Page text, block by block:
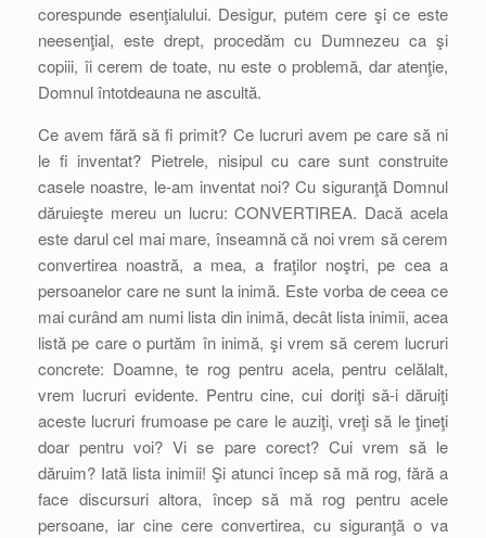
corespunde esenţialului. Desigur, putem cere şi ce este
neesenţial, este drept, procedăm cu Dumnezeu ca şi
copiii, îi cerem de toate, nu este o problemă, dar atenţie,
Domnul întotdeauna ne ascultă.
Ce avem fără să fi primit? Ce lucruri avem pe care să ni
le fi inventat? Pietrele, nisipul cu care sunt construite
casele noastre, le-am inventat noi? Cu siguranţă Domnul
dăruieşte mereu un lucru: CONVERTIREA. Dacă acela
este darul cel mai mare, înseamnă că noi vrem să cerem
convertirea noastră, a mea, a fraţilor noştri, pe cea a
persoanelor care ne sunt la inimă. Este vorba de ceea ce
mai curând am numi lista din inimă, decât lista inimii, acea
listă pe care o purtăm în inimă, şi vrem să cerem lucruri
concrete: Doamne, te rog pentru acela, pentru celălalt,
vrem lucruri evidente. Pentru cine, cui doriţi să-i dăruiţi
aceste lucruri frumoase pe care le auziţi, vreţi să le ţineţi
doar pentru voi? Vi se pare corect? Cui vrem să le
dăruim? Iată lista inimii! Şi atunci încep să mă rog, fără a
face discursuri altora, încep să mă rog pentru acele
persoane, iar cine cere convertirea, cu siguranţă o va